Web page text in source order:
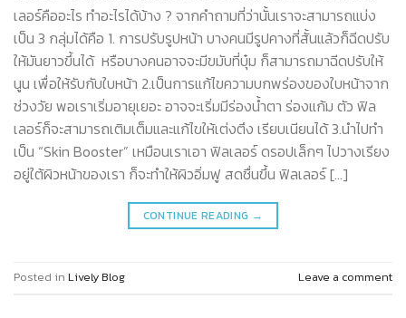
เลอร์คืออะไร ทำอะไรได้บ้าง ? จากคำถามที่ว่านั้นเราจะสามารถแบ่ง
เป็น 3 กลุ่มได้คือ 1. การปรับรูปหน้า บางคนมีรูปคางที่สั้นแล้วก็ฉีดปรับ
ให้มันยาวขึ้นได้ หรือบางคนอาจจะมีขมับที่บุ๋ม ก็สามารถมาฉีดปรับให้
นูน เพื่อให้รับกับใบหน้า 2.เป็นการแก้ไขความบกพร่องของใบหน้าจาก
ช่วงวัย พอเราเริ่มอายุเยอะ อาจจะเริ่มมีร่องน้ำตา ร่องแก้ม ตัว ฟิล
เลอร์ก็จะสามารถเติมเต็มและแก้ไขให้เต่งตึง เรียบเนียนได้ 3.นำไปทำ
เป็น “Skin Booster” เหมือนเราเอา ฟิลเลอร์ ดรอปเล็กๆ ไปวางเรียง
อยู่ใต้ผิวหน้าของเรา ก็จะทำให้ผิวอิ่มฟู สดชื่นขึ้น ฟิลเลอร์ […]
CONTINUE READING →
Posted in Lively Blog Leave a comment